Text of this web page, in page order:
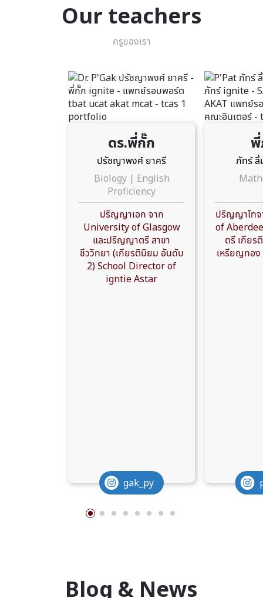
Our teachers
ครูของเรา
ดร.พี่กั๊ก
ปรัชญาพงศ์ ยาศรี
Biology | English
Proficiency
ปริญญาเอก จาก
University of Glasgow
และปริญญาตรี สาขา
ชีววิทยา (เกียรตินิยม อันดับ
2) School Director of
igntie Astar
gak_py
พี่
ภัทร์
ปริญญาโท
of
ตรี เกียร
เหรียญทอง
Blog & News